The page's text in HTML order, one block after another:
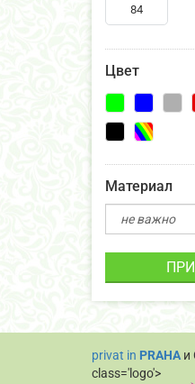
Цвет
Материал
privat in PRAHAи
class='logo'>